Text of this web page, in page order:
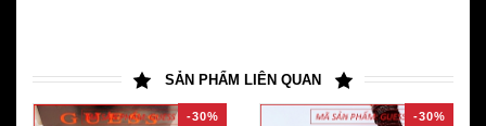
SẢN PHẨM LIÊN QUAN
-30% -30%